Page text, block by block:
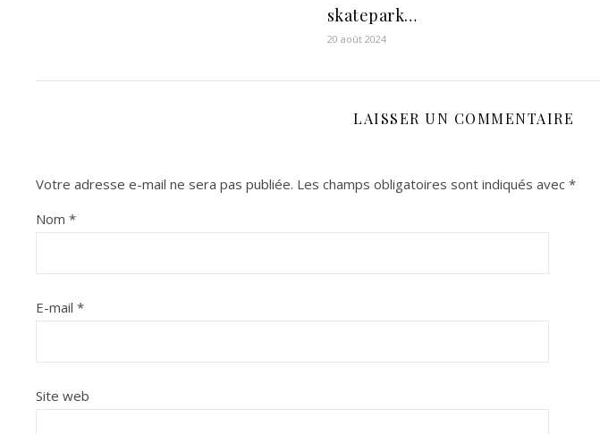
skatepark…
20 août 2024
LAISSER UN COMMENTAIRE
Votre adresse e-mail ne sera pas publiée. Les champs obligatoires sont indiqués avec *
Nom *
E-mail *
Site web